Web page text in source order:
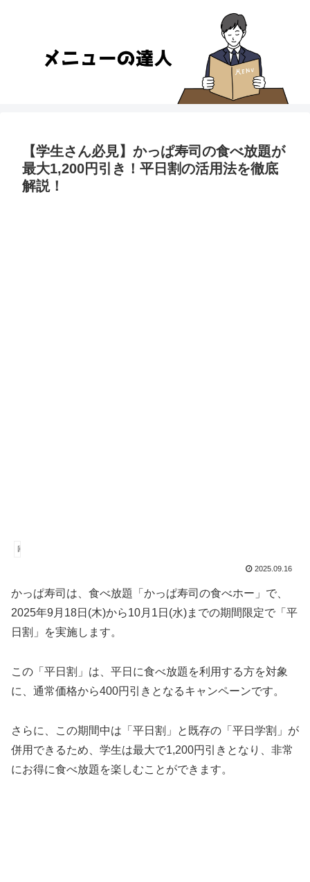
【学生さん必見】かっぱ寿司の食べ放題が
最大1,200円引き！平日割の活用法を徹底
解説！
回転寿司
2025.09.16
かっぱ寿司は、食べ放題「かっぱ寿司の食べホー」で、
2025年9月18日(木)から10月1日(水)までの期間限定で「平
日割」を実施します。
この「平日割」は、平日に食べ放題を利用する方を対象
に、通常価格から400円引きとなるキャンペーンです。
さらに、この期間中は「平日割」と既存の「平日学割」が
併用できるため、学生は最大で1,200円引きとなり、非常
にお得に食べ放題を楽しむことができます。